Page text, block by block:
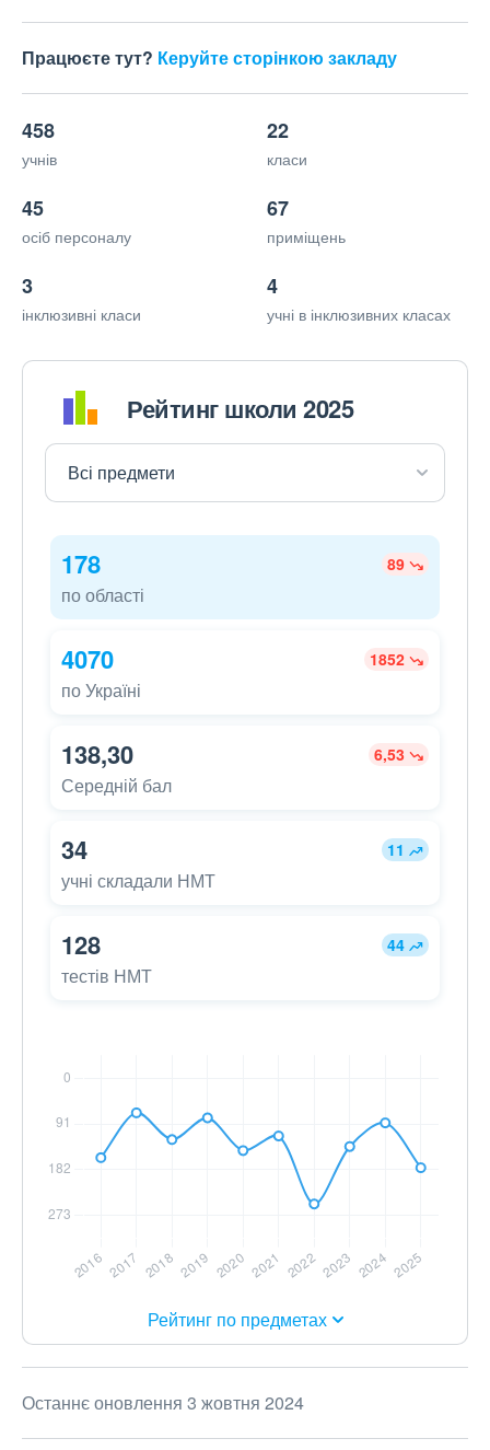
Працюєте тут? Керуйте сторінкою закладу
458
учнів
22
класи
45
осіб персоналу
67
приміщень
3
інклюзивні класи
4
учні в інклюзивних класах
Рейтинг школи 2025
178 89
по області
4070 1852
по Україні
138,30 6,53
Середній бал
34 11
учні складали НМТ
128 44
тестів НМТ
Рейтинг по предметах
Останнє оновлення 3 жовтня 2024